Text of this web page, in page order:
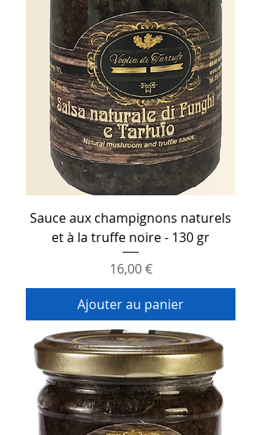
Sauce aux champignons naturels
et à la truffe noire - 130 gr
Prix
16,00 €
Ajouter au panier